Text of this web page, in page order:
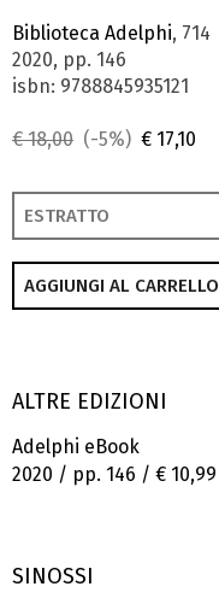
Biblioteca Adelphi, 714
2020, pp. 146
isbn: 9788845935121
€ 18,00 (-5%) € 17,10
ESTRATTO
AGGIUNGI AL CARRELLO
ALTRE EDIZIONI
Adelphi eBook
2020 / pp. 146 / € 10,99
SINOSSI